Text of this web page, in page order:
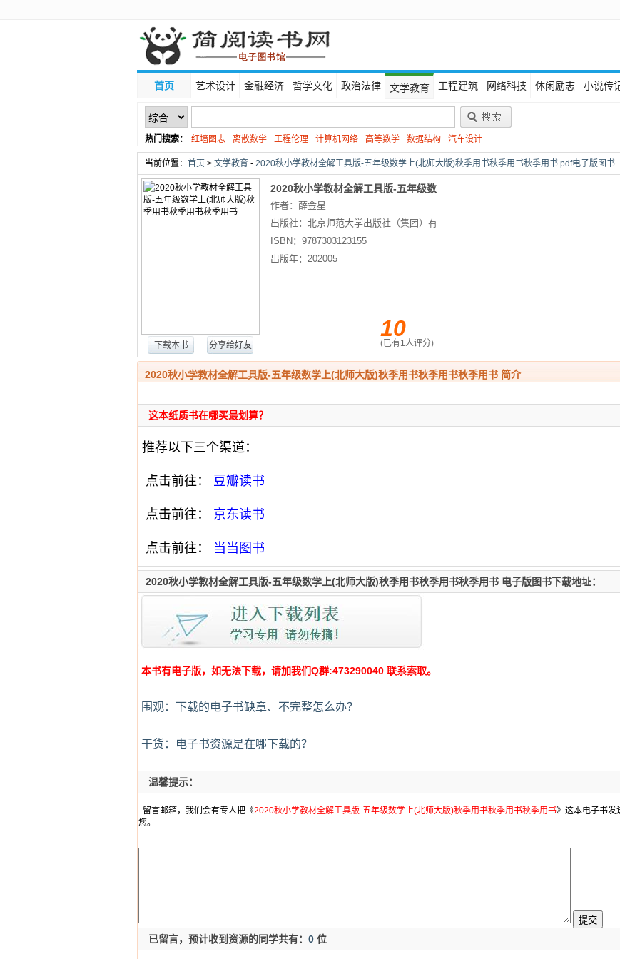
首页 艺术设计 金融经济 哲学文化 政治法律 文学教育 工程建筑 网络科技 休闲励志 小说传
热门搜索： 红墙图志 离散数学 工程伦理 计算机网络 高等数学 数据结构
汽车设计
线性代数
当前位置： 首页 > 文学教育 - 2020秋小学教材全解工具版-五年级数学上(北师大版)秋季用书秋季用书秋季用书 pdf电子版图书
下载本书 分享给好友
2020秋小学教材全解工具版-五年级数
学上(北师大版)秋季用书秋季用书秋季
用书
作者：薛金星
出版社： 北京师范大学出版社（集团）有
限公司
ISBN： 9787303123155
出版年： 202005
10
(已有1人评分)
2020秋小学教材全解工具版-五年级数学上(北师大版)秋季用书秋季用书秋季用书 简介
这本纸质书在哪买最划算？
推荐以下三个渠道：
点击前往： 豆瓣读书
点击前往： 京东读书
点击前往： 当当图书
2020秋小学教材全解工具版-五年级数学上(北师大版)秋季用书秋季用书秋季用书 电子版图书下载地址：
本书有电子版，如无法下载，请加我们Q群:473290040 联系索取。
围观：下载的电子书缺章、不完整怎么办？
干货：电子书资源是在哪下载的？
温馨提示：
留言邮箱，我们会有专人把《2020秋小学教材全解工具版-五年级数学上(北师大版)秋季用书秋季用书秋季用书》这本电子书发
您。
已留言，预计收到资源的同学共有： 0 位